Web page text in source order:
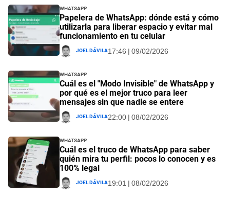
Whatsapp
Papelera de WhatsApp: dónde está y cómo
utilizarla para liberar espacio y evitar mal
funcionamiento en tu celular
Joel Dávila17:46 | 09/02/2026
Whatsapp
Cuál es el "Modo Invisible" de WhatsApp y
por qué es el mejor truco para leer
mensajes sin que nadie se entere
Joel Dávila22:00 | 08/02/2026
Whatsapp
Cuál es el truco de WhatsApp para saber
quién mira tu perfil: pocos lo conocen y es
100% legal
Joel Dávila19:01 | 08/02/2026